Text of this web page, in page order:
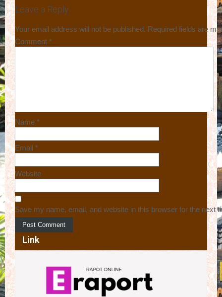
Leave a Reply
Your email address will not be published. Required fields are
Comment *
Name *
Email *
Website
Save my name, email, and website in this browser for the next
Link